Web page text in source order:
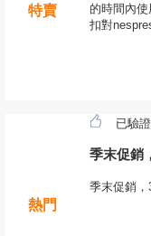
特賣
的時間內
扣對
熱門
已驗證
季末促銷
季末促銷